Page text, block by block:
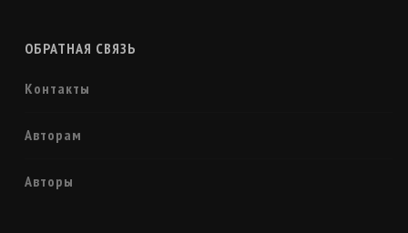
ОБРАТНАЯ СВЯЗЬ
Контакты
Авторам
Авторы